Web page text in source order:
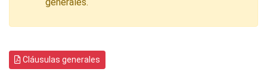
Cláusulas generales